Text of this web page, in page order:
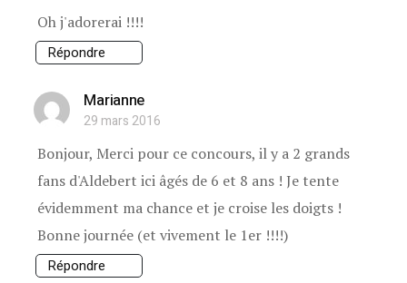
Oh j'adorerai !!!!
Répondre
Marianne
29 mars 2016
Bonjour, Merci pour ce concours, il y a 2 grands
fans d'Aldebert ici âgés de 6 et 8 ans ! Je tente
évidemment ma chance et je croise les doigts !
Bonne journée (et vivement le 1er !!!!)
Répondre